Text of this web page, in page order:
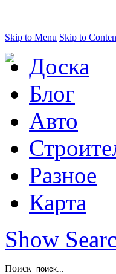
Skip to Menu Skip to
Доска
Блог
Авто
Разное
Карта
Show
Поиск